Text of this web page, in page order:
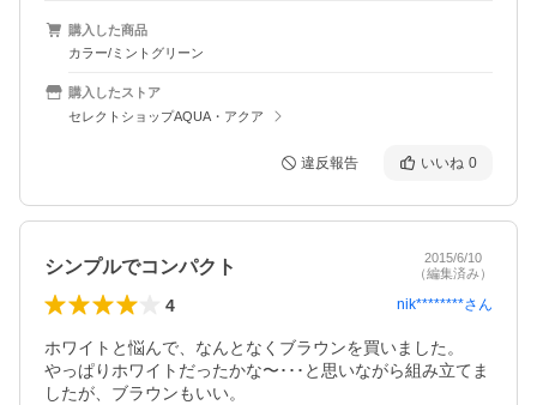
購入した商品
カラー/ミントグリーン
購入したストア
セレクトショップAQUA・アクア
違反報告 いいね 0
シンプルでコンパクト
2015/6/10
（編集済み）
4 nik********さん
ホワイトと悩んで、なんとなくブラウンを買いました。
やっぱりホワイトだったかな〜･･･と思いながら組み立てま
したが、ブラウンもいい。